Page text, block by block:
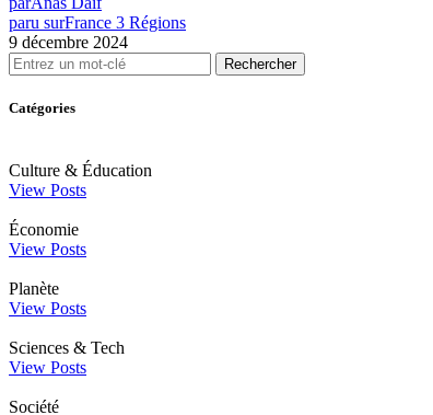
paru surFrance 3 Régions
9 décembre 2024
Rechercher
Catégories
Culture & Éducation
View Posts
Économie
View Posts
Planète
View Posts
Sciences & Tech
View Posts
Société